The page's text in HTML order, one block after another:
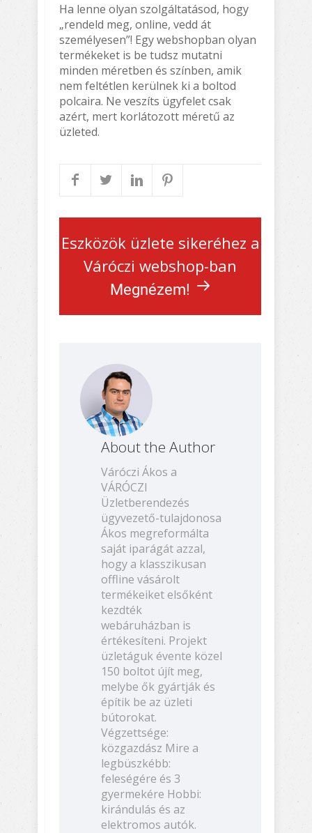
Ha lenne olyan szolgáltatásod, hogy
„rendeld meg, online, vedd át
személyesen”! Egy webshopban olyan
termékeket is be tudsz mutatni
minden méretben és színben, amik
nem feltétlen kerülnek ki a boltod
polcaira. Ne veszíts ügyfelet csak
azért, mert korlátozott méretű az
üzleted.
Eszközök üzlete sikeréhez a
Váróczi webshop-ban
Megnézem!
About the Author
Váróczi Ákos a
VÁRÓCZI
Üzletberendezés
ügyvezető-tulajdonosa
Ákos megreformálta
saját iparágát azzal,
hogy a klasszikusan
offline vásárolt
termékeiket elsőként
kezdték
webáruházban is
értékesíteni. Projekt
üzletáguk évente közel
150 boltot újít meg,
melybe ők gyártják és
építik be az üzleti
bútorokat.
Végzettsége:
közgazdász Mire a
legbüszkébb:
feleségére és 3
gyermekére Hobbi:
kirándulás és az
elektromos autók.